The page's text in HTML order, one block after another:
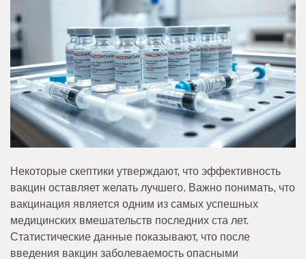
Некоторые скептики утверждают, что эффективность
вакцин оставляет желать лучшего. Важно понимать, что
вакцинация является одним из самых успешных
медицинских вмешательств последних ста лет.
Статистические данные показывают, что после
введения вакцин заболеваемость опасными